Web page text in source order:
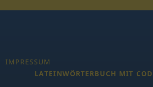
IMPRESSUM
LATEINWÖRTERBUCH MIT